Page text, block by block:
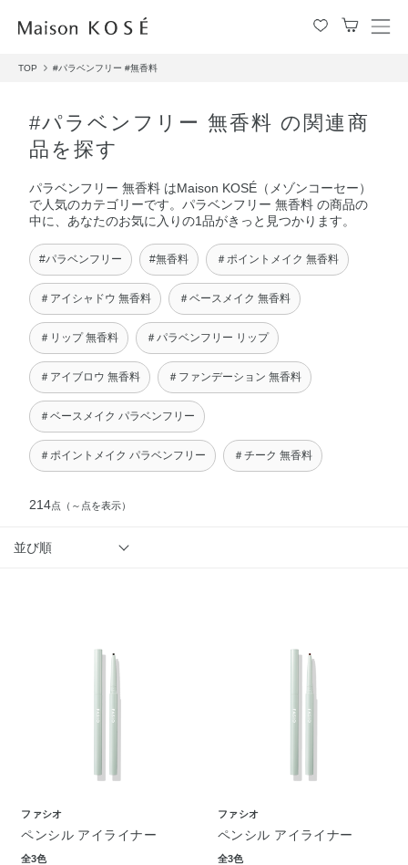
メ
TOP #パラベンフリー #無香料
#パラベンフリー 無香料 の関連商
品を探す
パラベンフリー 無香料 はMaison KOSÉ（メゾンコーセー）
で人気のカテゴリーです。パラベンフリー 無香料 の商品の
中に、あなたのお気に入りの1品がきっと見つかります。
#パラベンフリー #無香料 ＃ポイントメイク 無香料
＃アイシャドウ 無香料 ＃ベースメイク 無香料
＃リップ 無香料 ＃パラベンフリー リップ
＃アイブロウ 無香料 ＃ファンデーション 無香料
＃ベースメイク パラベンフリー
＃ポイントメイク パラベンフリー ＃チーク 無香料
214点 （～点を表示）
並び順
ファシオ
ペンシル アイライナー
全3色
ファシオ
ペンシル アイライナー
全3色